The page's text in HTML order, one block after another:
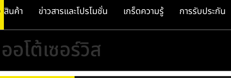
สินค้า ข่าวสารและโปรโมชั่น เกร็ดความรู้ การรับประกัน
อโต้เซอร์วิส